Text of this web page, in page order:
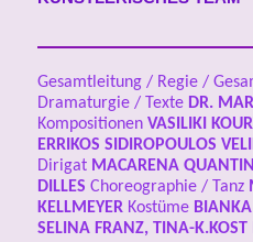
Gesamtleitung / Regie /
Dramaturgie / Texte DR.
Kompositionen VASILIKI
ERRIKOS SIDIROPOULOS
Dirigat MACARENA QUANTIN
DILLES Choreographie / Tanz
KELLMEYERKostüme
SELINA FRANZ, TINA-K.KOST